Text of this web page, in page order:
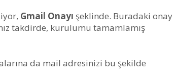
Gmail Onayı şeklinde. Buradaki onay
takdirde, kurulumu tamamlamış
da mail adresinizi bu şekilde